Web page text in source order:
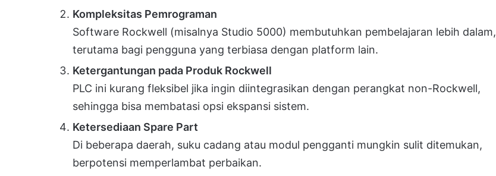
Kompleksitas Pemrograman
Software Rockwell (misalnya Studio 5000) membutuhkan pembelajaran lebih dalam,
terutama bagi pengguna yang terbiasa dengan platform lain.
Ketergantungan pada Produk Rockwell
PLC ini kurang fleksibel jika ingin diintegrasikan dengan perangkat non-Rockwell,
sehingga bisa membatasi opsi ekspansi sistem.
Ketersediaan Spare Part
Di beberapa daerah, suku cadang atau modul pengganti mungkin sulit ditemukan,
berpotensi memperlambat perbaikan.